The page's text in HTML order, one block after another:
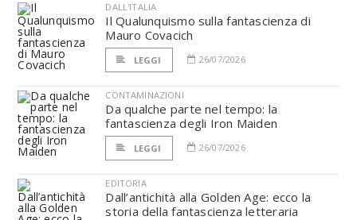
DALL'ITALIA
Il Qualunquismo sulla fantascienza di
Mauro Covacich
LEGGI 26/07/2026
CONTAMINAZIONI
Da qualche parte nel tempo: la
fantascienza degli Iron Maiden
LEGGI 26/07/2026
EDITORIA
Dall’antichità alla Golden Age: ecco la
storia della fantascienza letteraria